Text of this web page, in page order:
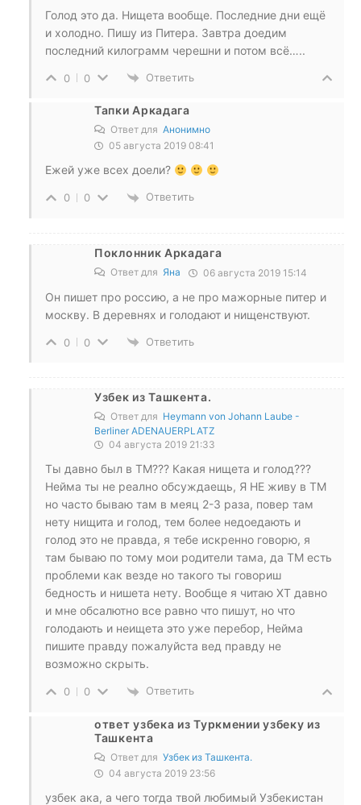
Голод это да. Нищета вообще. Последние дни ещё
и холодно. Пишу из Питера. Завтра доедим
последний килограмм черешни и потом всё…..
0 0 Ответить
Тапки Аркадага
Ответ для Анонимно
05 августа 2019 08:41
Ежей уже всех доели?
0 0 Ответить
Поклонник Аркадага
Ответ для Яна 06 августа 2019 15:14
Он пишет про россию, а не про мажорные питер и
москву. В деревнях и голодают и нищенствуют.
0 0 Ответить
Узбек из Ташкента.
Ответ для Heymann von Johann Laube -
Berliner ADENAUERPLATZ
04 августа 2019 21:33
Ты давно был в ТМ??? Какая нищета и голод???
Нейма ты не реално обсуждаещь, Я НЕ живу в ТМ
но часто бываю там в меяц 2-3 раза, повер там
нету нищита и голод, тем более недоедають и
голод это не правда, я тебе искренно говорю, я
там бываю по тому мои родители тама, да ТМ есть
проблеми как везде но такого ты говориш
бедность и нишета нету. Вообще я читаю ХТ давно
и мне обсалютно все равно что пишут, но что
голодають и неищета это уже перебор, Нейма
пишите правду пожалуйста вед правду не
возможно скрыть.
0 0 Ответить
ответ узбека из Туркмении узбеку из
Ташкента
Ответ для Узбек из Ташкента.
04 августа 2019 23:56
узбек ака, а чего тогда твой любимый Узбекистан